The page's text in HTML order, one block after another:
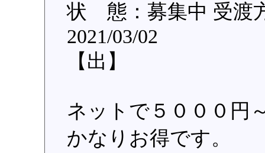
状 態：募集中 受渡
2021/03/02
【出】
ネットで５０００円
かなりお得です。